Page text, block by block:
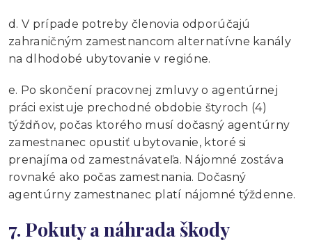
d. V prípade potreby členovia odporúčajú
zahraničným zamestnancom alternatívne kanály
na dlhodobé ubytovanie v regióne.
e. Po skončení pracovnej zmluvy o agentúrnej
práci existuje prechodné obdobie štyroch (4)
týždňov, počas ktorého musí dočasný agentúrny
zamestnanec opustiť ubytovanie, ktoré si
prenajíma od zamestnávateľa. Nájomné zostáva
rovnaké ako počas zamestnania. Dočasný
agentúrny zamestnanec platí nájomné týždenne.
7. Pokuty a náhrada škody